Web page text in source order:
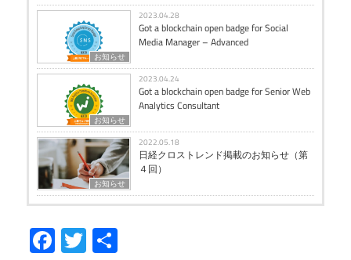
お知らせ
2023.04.28
Got a blockchain open badge for Social
Media Manager – Advanced
お知らせ
2023.04.24
Got a blockchain open badge for Senior Web
Analytics Consultant
お知らせ
2022.05.18
日経クロストレンド掲載のお知らせ（第
４回）
Facebook
Twitter